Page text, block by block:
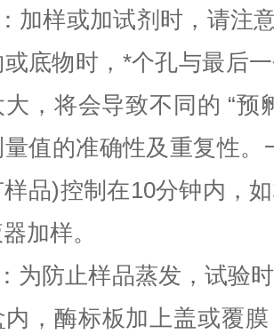
加样或加试剂时，请注
底物时，*个孔与最后
大，将会导致不同的 “预
值的准确性及重复性
品)控制在10分钟内，
加样。
为防止样品蒸发，试验
内，酶标板加上盖或覆